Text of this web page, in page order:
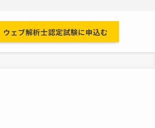
ウェブ解析士認定試験に申込む